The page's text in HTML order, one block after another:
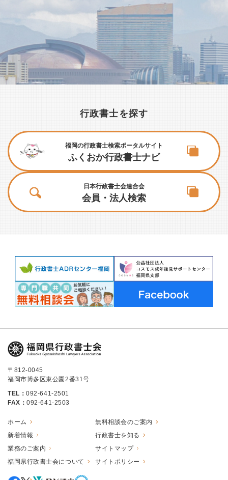
行政書士を探す
福岡の行政書士検索ポータルサイト
ふくおか行政書士ナビ
日本行政書士会連合会
会員・法人検索
〒812-0045
福岡市博多区東公園2番31号
TEL：092-641-2501
FAX：092-641-2503
ホーム
新着情報
業務のご案内
福岡県行政書士会について
無料相談会のご案内
行政書士を知る
サイトマップ
サイトポリシー